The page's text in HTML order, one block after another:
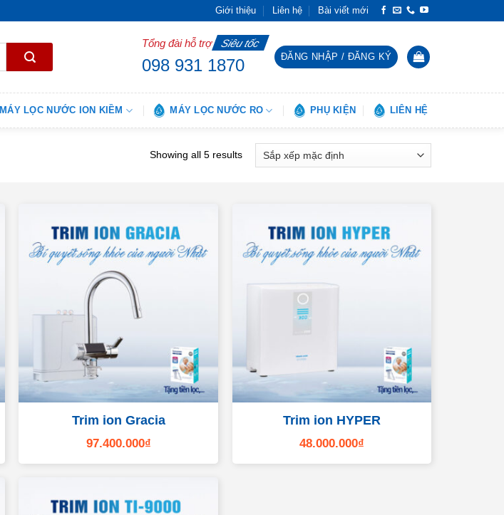
Giới thiệu Liên hệ Bài viết mới
Tổng đài hỗ trợ Siêu tốc
098 931 1870 ĐĂNG NHẬP / ĐĂNG KÝ
MÁY LỌC NƯỚC ION KIỀM MÁY LỌC NƯỚC RO PHỤ KIỆN LIÊN HỆ
Showing all 5 results
Trim ion Gracia
97.400.000₫
Trim ion HYPER
48.000.000₫